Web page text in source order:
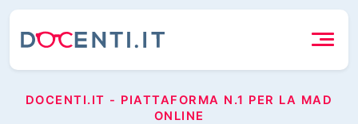
DOCENTI.IT - PIATTAFORMA N.1 PER LA MAD
ONLINE